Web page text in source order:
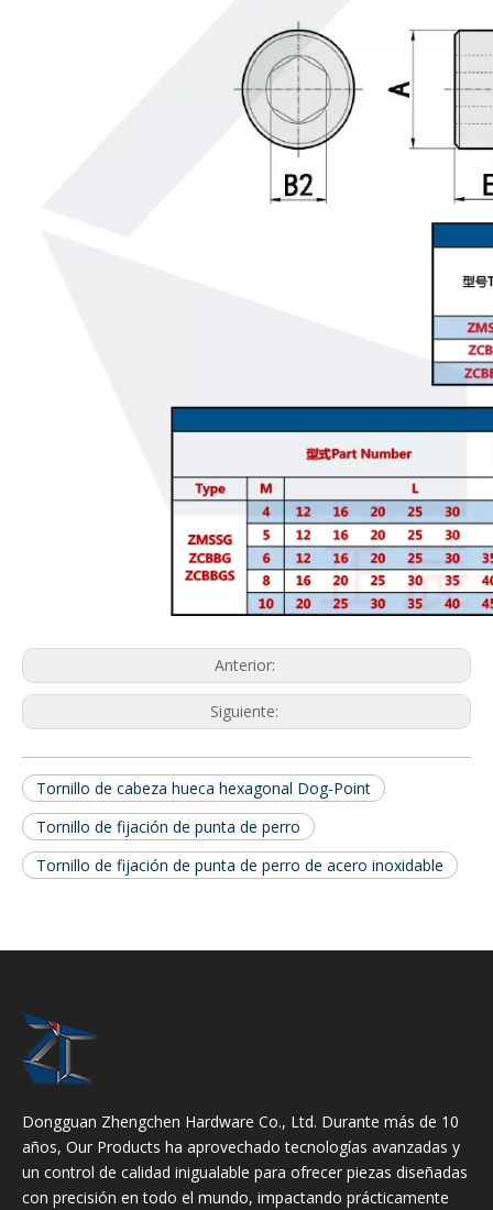
Anterior:
Siguiente:
Tornillo de cabeza hueca hexagonal Dog-Point
Tornillo de fijación de punta de perro
Tornillo de fijación de punta de perro de acero inoxidable
Dongguan Zhengchen Hardware Co., Ltd. Durante más de 10
años, Our Products ha aprovechado tecnologías avanzadas y
un control de calidad inigualable para ofrecer piezas diseñadas
con precisión en todo el mundo, impactando prácticamente